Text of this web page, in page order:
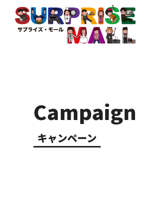
Campaign
キャンペーン